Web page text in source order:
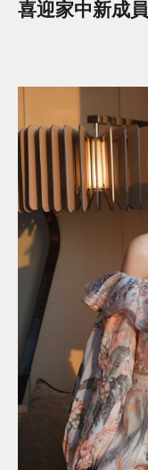
喜迎家中新成員